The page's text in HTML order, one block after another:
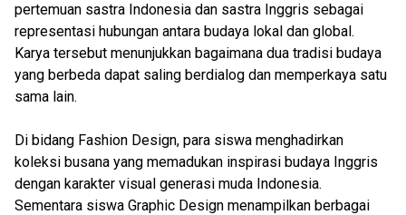
pertemuan sastra Indonesia dan sastra Inggris sebagai
representasi hubungan antara budaya lokal dan global.
Karya tersebut menunjukkan bagaimana dua tradisi budaya
yang berbeda dapat saling berdialog dan memperkaya satu
sama lain.
Di bidang Fashion Design, para siswa menghadirkan
koleksi busana yang memadukan inspirasi budaya Inggris
dengan karakter visual generasi muda Indonesia.
Sementara siswa Graphic Design menampilkan berbagai